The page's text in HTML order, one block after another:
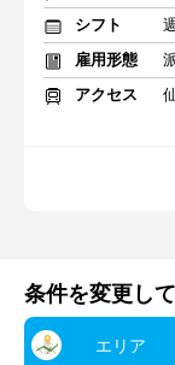
シフト
雇用形態
アクセス
条件を変更し
エリア